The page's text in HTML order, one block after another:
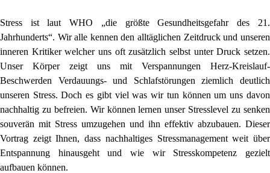
Stress ist laut WHO „die größte Gesundheitsgefahr des 21.
Jahrhunderts“. Wir alle kennen den alltäglichen Zeitdruck und unseren
inneren Kritiker welcher uns oft zusätzlich selbst unter Druck setzen.
Unser Körper zeigt uns mit Verspannungen Herz-Kreislauf-
Beschwerden Verdauungs- und Schlafstörungen ziemlich deutlich
unseren Stress. Doch es gibt viel was wir tun können um uns davon
nachhaltig zu befreien. Wir können lernen unser Stresslevel zu senken
souverän mit Stress umzugehen und ihn effektiv abzubauen. Dieser
Vortrag zeigt Ihnen, dass nachhaltiges Stressmanagement weit über
Entspannung hinausgeht und wie wir Stresskompetenz gezielt
aufbauen können.